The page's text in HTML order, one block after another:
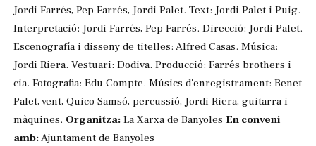
Jordi Farrés, Pep Farrés, Jordi Palet. Text: Jordi Palet i Puig.
Interpretació: Jordi Farrés, Pep Farrés. Direcció: Jordi Palet.
Escenografía i disseny de titelles: Alfred Casas. Música:
Jordi Riera. Vestuari: Dodiva. Producció: Farrés brothers i
cia. Fotografia: Edu Compte. Músics d'enregistrament: Benet
Palet, vent, Quico Samsó, percussió, Jordi Riera, guitarra i
màquines. Organitza: La Xarxa de Banyoles En conveni
amb:Ajuntament de Banyoles